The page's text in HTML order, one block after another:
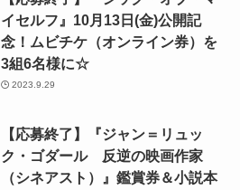
イセルフ』10月13日(金)公開記
念！ムビチケ（オンライン券）を
3組6名様に☆
2023.9.29
【応募終了】『ジャン＝リュッ
ク・ゴダール 反逆の映画作家
（シネアスト）』鑑賞券＆小説本